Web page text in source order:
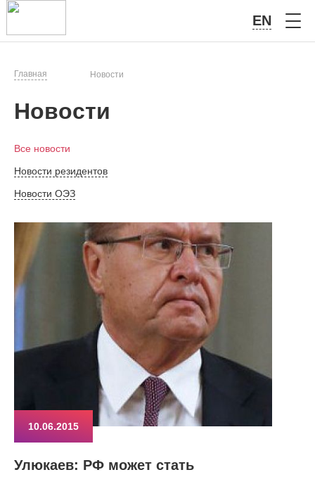
EN
Главная Новости
Новости
Все новости
Новости резидентов
Новости ОЭЗ
10.06.2015
Улюкаев: РФ может стать